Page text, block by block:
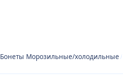
Бонеты Морозильные/холодильные /